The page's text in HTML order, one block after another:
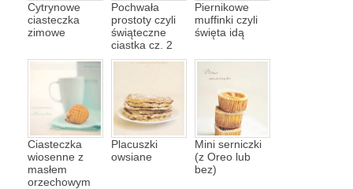
Cytrynowe
ciasteczka
zimowe
Pochwała
prostoty czyli
świąteczne
ciastka cz. 2
Piernikowe
muffinki czyli
święta idą
Ciasteczka
wiosenne z
masłem
orzechowym
Placuszki
owsiane
Mini serniczki
(z Oreo lub
bez)